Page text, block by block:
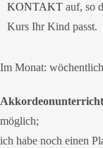
KONTAKT auf, so
Kurs Ihr Kind passt.
Im Monat:
möglich;
ich habe noch einen